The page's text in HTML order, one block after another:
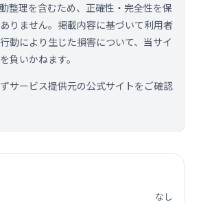
整理を含むため、正確性・完全性を保
りません。掲載内容に基づいて利用者
動により生じた損害について、当サイ
負いかねます。
サービス提供元の公式サイトをご確認
なし